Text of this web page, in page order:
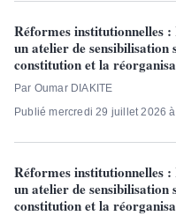
Réformes institutionnelles :
un atelier de sensibilisation
constitution et la
Par Oumar DIAKITE
Publié mercredi 29 juillet 2026
Réformes institutionnelles :
un atelier de sensibilisation
constitution et la